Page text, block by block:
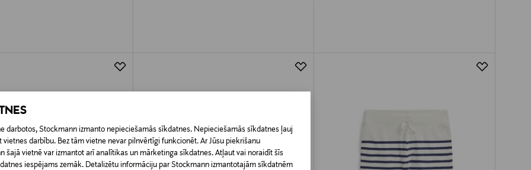
darbotos, Stockmann izmanto nepieciešamās sīkdatnes. Nepieciešamās sīkdatnes ļauj
vietnes darbību. Bez tām vietne nevar pilnvērtīgi funkcionēt. Ar Jūsu piekrišanu
šajā vietnē var izmantot arī analītikas un mārketinga sīkdatnes. Atļaut vai noraidīt šīs
iespējams zemāk. Detalizētu informāciju par Stockmann izmantotajām sīkdatnēm